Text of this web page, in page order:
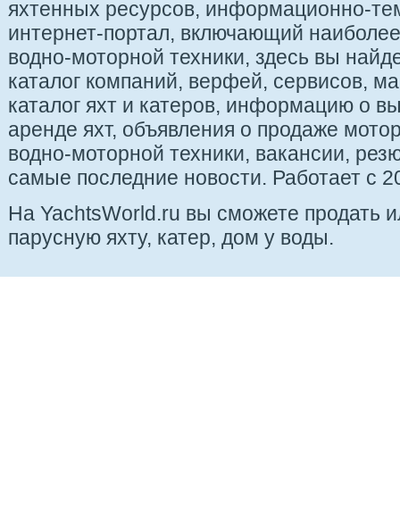
яхтенных ресурсов, информационно-
интернет-портал, включающий
водно-моторной техники, здесь вы
каталог компаний, верфей, сервисов,
каталог яхт и катеров, информацию о
аренде яхт, объявления о продаже
водно-моторной техники, вакансии,
самые последние новости. Работает с
На YachtsWorld.ru вы сможете продать
парусную яхту, катер, дом у воды.